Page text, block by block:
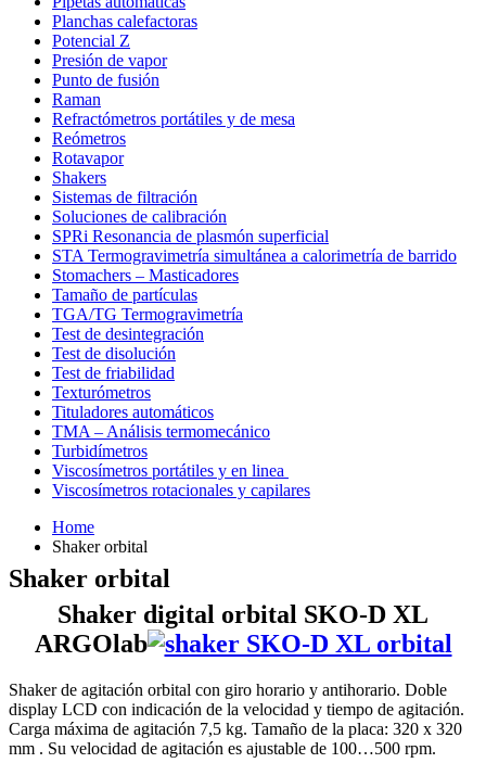
Planchas calefactoras
Potencial Z
Presión de vapor
Punto de fusión
Raman
Refractómetros portátiles y de mesa
Reómetros
Rotavapor
Shakers
Sistemas de filtración
Soluciones de calibración
SPRi Resonancia de plasmón superficial
STA Termogravimetría simultánea a calorimetría de barrido
Stomachers – Masticadores
Tamaño de partículas
TGA/TG Termogravimetría
Test de desintegración
Test de disolución
Test de friabilidad
Texturómetros
Tituladores automáticos
TMA – Análisis termomecánico
Turbidímetros
Viscosímetros portátiles y en linea
Viscosímetros rotacionales y capilares
Home
Shaker orbital
Shaker orbital
Shaker digital orbital SKO-D XL
ARGOlab
Shaker de agitación orbital con giro horario y antihorario. Doble
display LCD con indicación de la velocidad y tiempo de agitación.
Carga máxima de agitación 7,5 kg. Tamaño de la placa: 320 x 320
mm . Su velocidad de agitación es ajustable de 100…500 rpm.